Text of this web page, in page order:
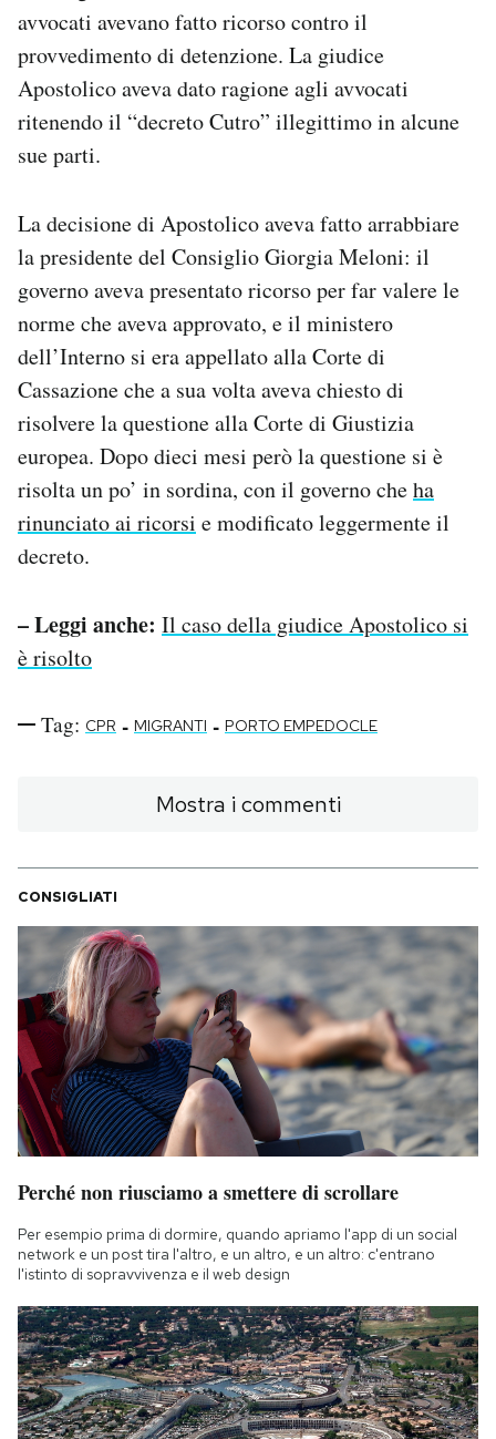
avvocati avevano fatto ricorso contro il
provvedimento di detenzione. La giudice
Apostolico aveva dato ragione agli avvocati
ritenendo il “decreto Cutro” illegittimo in alcune
sue parti.
La decisione di Apostolico aveva fatto arrabbiare
la presidente del Consiglio Giorgia Meloni: il
governo aveva presentato ricorso per far valere le
norme che aveva approvato, e il ministero
dell’Interno si era appellato alla Corte di
Cassazione che a sua volta aveva chiesto di
risolvere la questione alla Corte di Giustizia
europea. Dopo dieci mesi però la questione si è
risolta un po’ in sordina, con il governo cheha
rinunciato ai ricorsi e modificato leggermente il
decreto.
– Leggi anche: Il caso della giudice Apostolico si
è risolto
Tag: CPR - MIGRANTI - PORTO EMPEDOCLE
Mostra i commenti
CONSIGLIATI
Perché non riusciamo a smettere di scrollare
Per esempio prima di dormire, quando apriamo l'app di un social
network e un post tira l'altro, e un altro, e un altro: c'entrano
l'istinto di sopravvivenza e il web design